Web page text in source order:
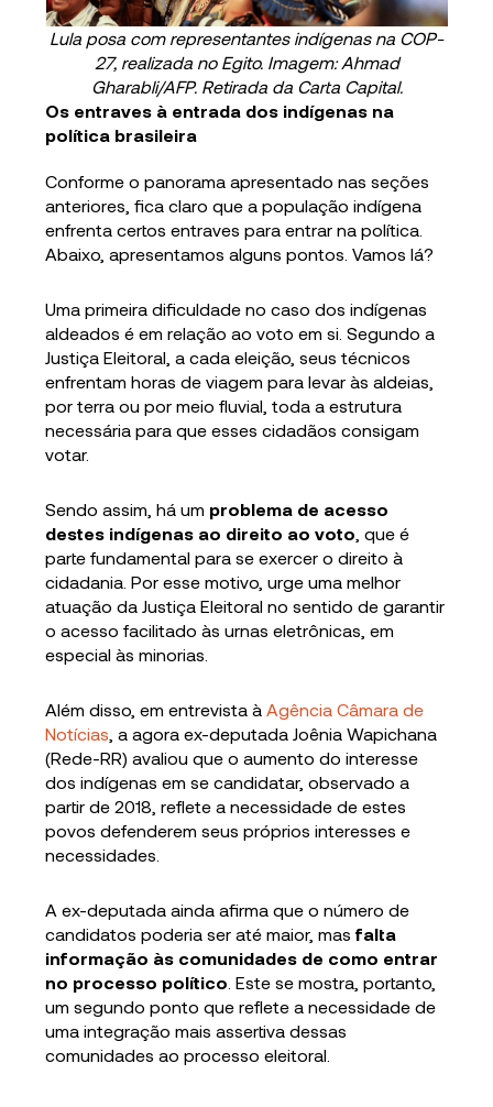
Lula posa com representantes indígenas na COP-
27, realizada no Egito. Imagem: Ahmad
Gharabli/AFP. Retirada da Carta Capital.
Os entraves à entrada dos indígenas na
política brasileira
Conforme o panorama apresentado nas seções
anteriores, fica claro que a população indígena
enfrenta certos entraves para entrar na política.
Abaixo, apresentamos alguns pontos. Vamos lá?
Uma primeira dificuldade no caso dos indígenas
aldeados é em relação ao voto em si. Segundo a
Justiça Eleitoral, a cada eleição, seus técnicos
enfrentam horas de viagem para levar às aldeias,
por terra ou por meio fluvial, toda a estrutura
necessária para que esses cidadãos consigam
votar.
Sendo assim, há um problema de acesso
destes indígenas ao direito ao voto , que é
parte fundamental para se exercer o direito à
cidadania. Por esse motivo, urge uma melhor
atuação da Justiça Eleitoral no sentido de garantir
o acesso facilitado às urnas eletrônicas, em
especial às minorias.
Além disso, em entrevista à Agência Câmara de
Notícias , a agora ex-deputada Joênia Wapichana
(Rede-RR) avaliou que o aumento do interesse
dos indígenas em se candidatar, observado a
partir de 2018, reflete a necessidade de estes
povos defenderem seus próprios interesses e
necessidades.
A ex-deputada ainda afirma que o número de
candidatos poderia ser até maior, masfalta
informação às comunidades de como entrar
no processo político . Este se mostra, portanto,
um segundo ponto que reflete a necessidade de
uma integração mais assertiva dessas
comunidades ao processo eleitoral.